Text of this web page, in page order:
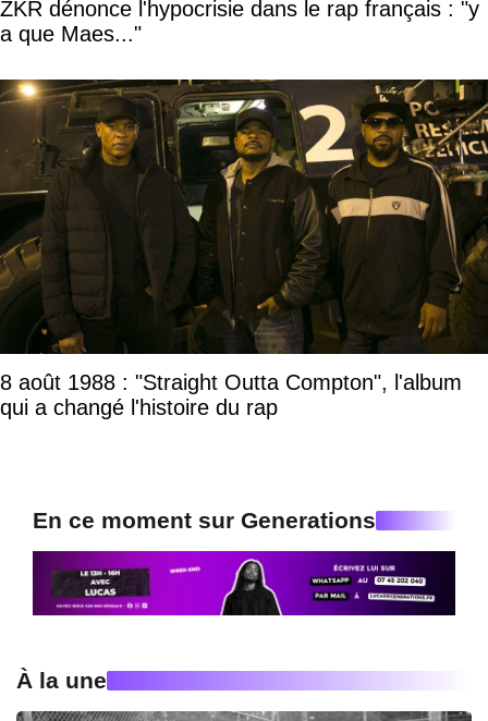
ZKR dénonce l'hypocrisie dans le rap français : "y
a que Maes..."
8 août 1988 : "Straight Outta Compton", l'album
qui a changé l'histoire du rap
En ce moment sur Generations
À la une